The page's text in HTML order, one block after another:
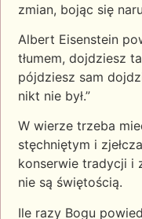
zmian, bojąc się
Albert Eisenstein
tłumem, dojdziesz
pójdziesz sam
nikt nie był.”
W wierze trzeba
stęchniętym i
konserwie tradycji i
nie są świętością.
Ile razy Bogu